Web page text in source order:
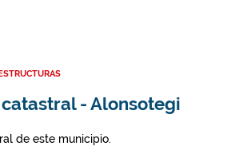
- Alonsotegi
de este municipio.